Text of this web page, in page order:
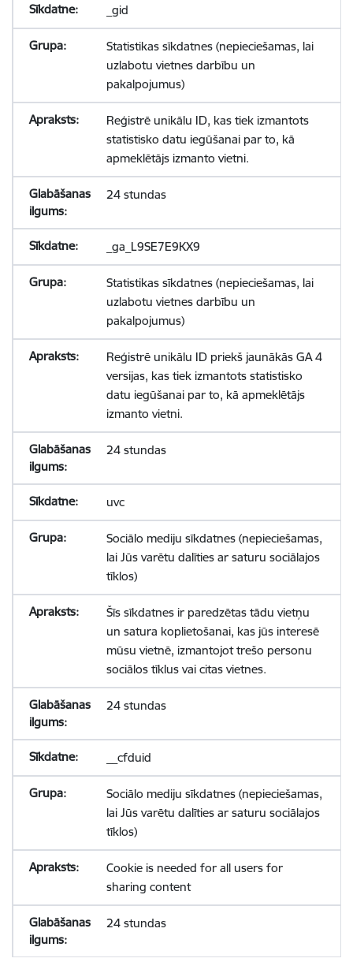
_gid
Statistikas sīkdatnes (nepieciešamas, lai
uzlabotu vietnes darbību un
pakalpojumus)
Reģistrē unikālu ID, kas tiek izmantots
statistisko datu iegūšanai par to, kā
apmeklētājs izmanto vietni.
24 stundas
_ga_L9SE7E9KX9
Statistikas sīkdatnes (nepieciešamas, lai
uzlabotu vietnes darbību un
pakalpojumus)
Reģistrē unikālu ID priekš jaunākās GA 4
versijas, kas tiek izmantots statistisko
datu iegūšanai par to, kā apmeklētājs
izmanto vietni.
24 stundas
uvc
Sociālo mediju sīkdatnes (nepieciešamas,
lai Jūs varētu dalīties ar saturu sociālajos
tīklos)
Šīs sīkdatnes ir paredzētas tādu vietņu
un satura koplietošanai, kas jūs interesē
mūsu vietnē, izmantojot trešo personu
sociālos tīklus vai citas vietnes.
24 stundas
__cfduid
Sociālo mediju sīkdatnes (nepieciešamas,
lai Jūs varētu dalīties ar saturu sociālajos
tīklos)
Cookie is needed for all users for
sharing content
24 stundas